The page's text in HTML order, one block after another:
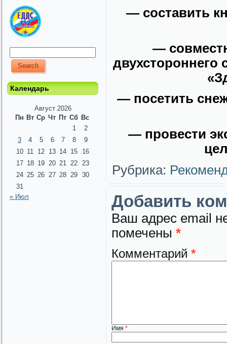
Календарь
Август 2026
Пн Вт Ср Чт Пт Сб Вс
1
2
3
4 5 6 7 8
9
10 11 12 13 14 15
16
17 18 19 20 21 22
23
24 25 26 27 28 29 30
31
« Июл
— составить
—
двухстороннего
— посетить
— провести
Рубрика:
Добавить
Ваш адрес email
помечены *
Комментарий *
Имя *